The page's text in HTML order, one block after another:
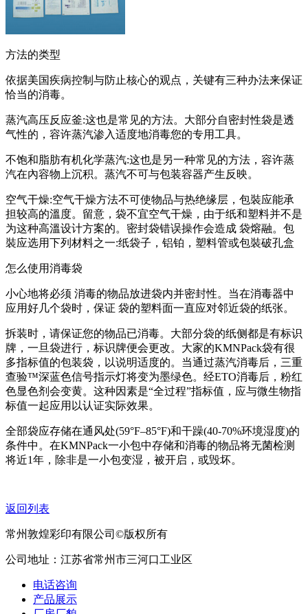
方法的类型
依据美国疾病控制与防止核心的观点，关键有三种办法来保证
恰当的消毒。
蒸汽高压反应釜:这也是常见的方法。大部分自密封性袋是透
气性的，容许蒸汽渗入适度地消毒您的专用工具。
不饱和脂肪有机化学蒸汽:这也是另一种常见的方法，容许蒸
汽在內容物上沉积。蒸汽不可与包装容器产生反映。
空气干燥:空气干燥方法不可使物品与热绝缘层，包裝应能承
担较高的溫度。留意，袋不宜空气干燥，由于纸和塑料并不是
为这种高溫设计方案的。密封袋错误操作会造成 袋熔融。包
裝应选用下列材料之一:纸袋子，铝铂，塑料管或包裝破孔盒
怎么使用消毒袋
小心地将必须 消毒的物品放进袋内并密封性。当在消毒器中
应用好几个袋时，保证 袋的塑料面一直应对邻近袋的纸张。
拆装时，请保证您的物品已消毒。大部分袋的纸侧都是有标识
牌，一旦袋进行，标识牌便会更改。大家的KMNPack袋有很
多指标值的包装袋，以说明适度的。当通过蒸汽消毒后，三重
查验™深蓝色信号指示灯将变为墨绿色。经ETO消毒后，粉红
色显色剂会变黄。这种因素是“全过程”指标值，应与微生物指
标值一起应用以认证实际效果。
全部袋应存储在通风处(59°F–85°F)和干躁(40-70%环境湿度)的
条件中。在KMNPack一小包中存储和消毒的物品将无菌检测
将近1年，除非是一小包变湿，被开启，或毁坏。
返回列表
常州敦煌彩印有限公司©版权所有
公司地址：江苏省常州市三河口工业区
电话咨询
产品展示